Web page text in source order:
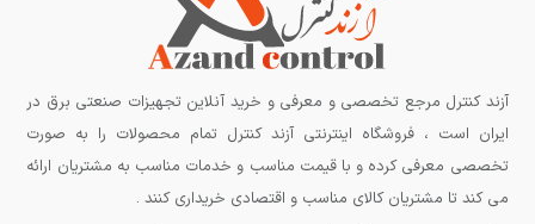
آزند کنترل مرجع تخصصی و معرفی و خرید آنلاین تجهیزات صنعتی برق در
ایران است ، فروشگاه اینترنتی آزند کنترل تمام محصولات را به صورت
تخصصی معرفی کرده و با قیمت مناسب و خدمات مناسب به مشتریان ارائه
می کند تا مشتریان کالای مناسب و اقتصادی خریداری کنند .